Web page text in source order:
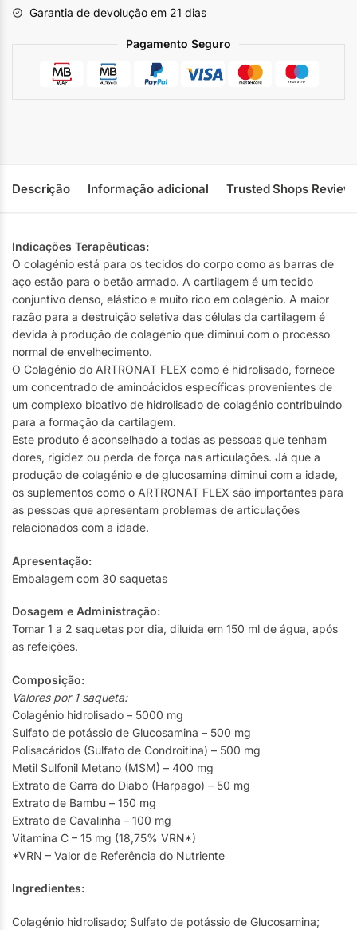
Garantia de devolução em 21 dias
Pagamento Seguro
Descrição Informação adicional Trusted Shops
Indicações Terapêuticas:
O colagénio está para os tecidos do corpo como as barras de
aço estão para o betão armado. A cartilagem é um tecido
conjuntivo denso, elástico e muito rico em colagénio. A maior
razão para a destruição seletiva das células da cartilagem é
devida à produção de colagénio que diminui com o processo
normal de envelhecimento.
O Colagénio do ARTRONAT FLEX como é hidrolisado, fornece
um concentrado de aminoácidos específicas provenientes de
um complexo bioativo de hidrolisado de colagénio contribuindo
para a formação da cartilagem.
Este produto é aconselhado a todas as pessoas que tenham
dores, rigidez ou perda de força nas articulações. Já que a
produção de colagénio e de glucosamina diminui com a idade,
os suplementos como o ARTRONAT FLEX são importantes para
as pessoas que apresentam problemas de articulações
relacionados com a idade.
Apresentação:
Embalagem com 30 saquetas
Dosagem e Administração:
Tomar 1 a 2 saquetas por dia, diluída em 150 ml de água, após
as refeições.
Composição:
Valores por 1 saqueta:
Colagénio hidrolisado – 5000 mg
Sulfato de potássio de Glucosamina – 500 mg
Polisacáridos (Sulfato de Condroitina) – 500 mg
Metil Sulfonil Metano (MSM) – 400 mg
Extrato de Garra do Diabo (Harpago) – 50 mg
Extrato de Bambu – 150 mg
Extrato de Cavalinha – 100 mg
Vitamina C – 15 mg (18,75% VRN*)
*VRN – Valor de Referência do Nutriente
Ingredientes:
Colagénio hidrolisado; Sulfato de potássio de Glucosamina;